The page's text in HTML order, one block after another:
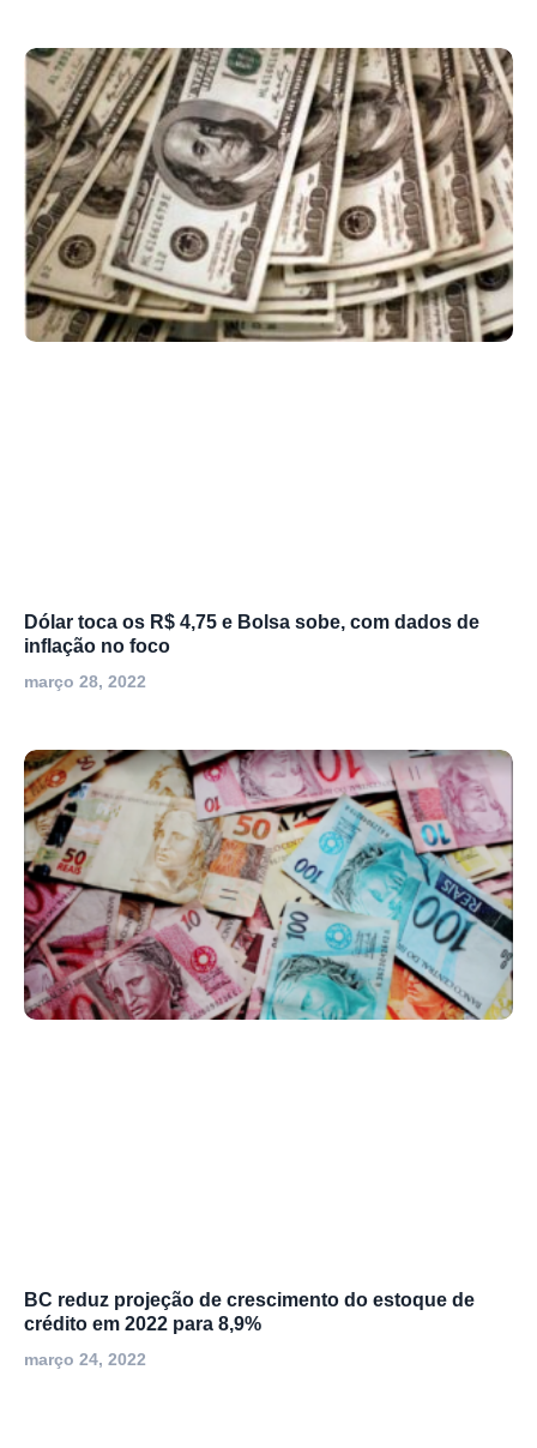
Dólar toca os R$ 4,75 e Bolsa sobe, com dados de
inflação no foco
março 28, 2022
BC reduz projeção de crescimento do estoque de
crédito em 2022 para 8,9%
março 24, 2022